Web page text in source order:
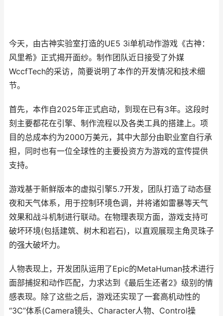
今天，由古神实验室打造的UE5 3i单机动作游戏《古神：
风里希》正式揭开面纱。制作团队近日接受了外媒
WccfTech的采访，简要说明了本作的开发情况和技术细
节。
首先，本作自2025年正式启动，到现在已有3年。这段时
刻主要都花在引擎、制作流程以及各类工具的搭建上。项
目的总成本约为2000万美元，其中大部分由职业室自行承
担，同时也有一位全球性的主要投资方为游戏的宣传提供
支持。
游戏基于新鲜版本的虚拟引擎5.7开发，团队打造了动态昼
夜和天气体系，用于控制环境色调，并将诸如雷暴等天气
效果和战斗机制进行联动。在物理表现方面，游戏支持可
破坏环境(包括建筑、树木和岩石)，以直观展现主角灵珠子
的强大破坏力。
人物表现上，开发团队运用了Epic的MetaHuman技术进行
面部捕捉和动作匹配，力求达到《最后生还者2》级别的情
感表现。除了这些之后，游戏还实现了一套高机动性的
“3C”体系(Camera镜头、Character人物、Control操